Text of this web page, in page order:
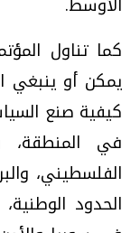
كما تناول
يمكن أو ينبغي
كيفية صنع
في المنطقة،
الفلسطيني،
الحدود